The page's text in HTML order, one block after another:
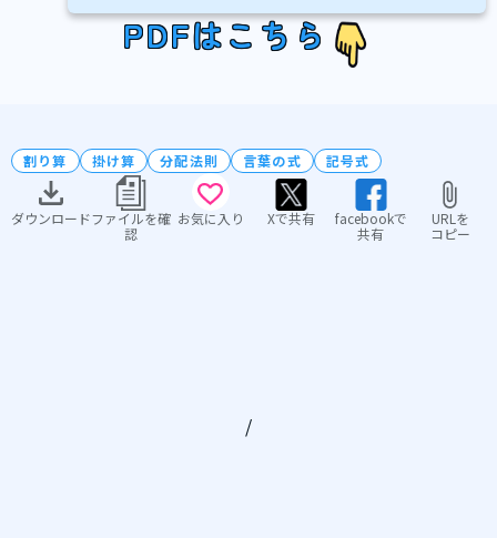
PDFはこちら
割り算 掛け算 分配法則 言葉の式 記号式
ダウンロードファイルを確
認
お気に入り Xで共有
facebookで
共有
URLを
コピー
/